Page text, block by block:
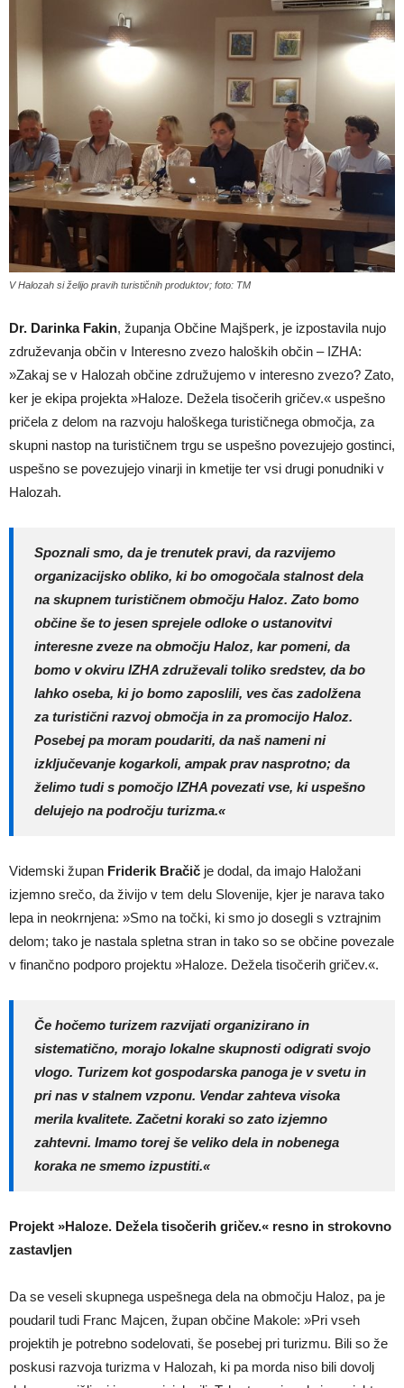
V Halozah si želijo pravih turističnih produktov; foto: TM
Dr. Darinka Fakin, županja Občine Majšperk, je izpostavila nujo
združevanja občin v Interesno zvezo haloških občin – IZHA:
»Zakaj se v Halozah občine združujemo v interesno zvezo? Zato,
ker je ekipa projekta »Haloze. Dežela tisočerih gričev.« uspešno
pričela z delom na razvoju haloškega turističnega območja, za
skupni nastop na turističnem trgu se uspešno povezujejo gostinci,
uspešno se povezujejo vinarji in kmetije ter vsi drugi ponudniki v
Halozah.
Spoznali smo, da je trenutek pravi, da razvijemo
organizacijsko obliko, ki bo omogočala stalnost dela
na skupnem turističnem območju Haloz. Zato bomo
občine še to jesen sprejele odloke o ustanovitvi
interesne zveze na območju Haloz, kar pomeni, da
bomo v okviru IZHA združevali toliko sredstev, da bo
lahko oseba, ki jo bomo zaposlili, ves čas zadolžena
za turistični razvoj območja in za promocijo Haloz.
Posebej pa moram poudariti, da naš nameni ni
izključevanje kogarkoli, ampak prav nasprotno; da
želimo tudi s pomočjo IZHA povezati vse, ki uspešno
delujejo na področju turizma.«
Videmski župan Friderik Bračič je dodal, da imajo Haložani
izjemno srečo, da živijo v tem delu Slovenije, kjer je narava tako
lepa in neokrnjena: »Smo na točki, ki smo jo dosegli s vztrajnim
delom; tako je nastala spletna stran in tako so se občine povezale
v finančno podporo projektu »Haloze. Dežela tisočerih gričev.«.
Če hočemo turizem razvijati organizirano in
sistematično, morajo lokalne skupnosti odigrati svojo
vlogo. Turizem kot gospodarska panoga je v svetu in
pri nas v stalnem vzponu. Vendar zahteva visoka
merila kvalitete. Začetni koraki so zato izjemno
zahtevni. Imamo torej še veliko dela in nobenega
koraka ne smemo izpustiti.«
Projekt »Haloze. Dežela tisočerih gričev.« resno in strokovno
zastavljen
Da se veseli skupnega uspešnega dela na območju Haloz, pa je
poudaril tudi Franc Majcen, župan občine Makole: »Pri vseh
projektih je potrebno sodelovati, še posebej pri turizmu. Bili so že
poskusi razvoja turizma v Halozah, ki pa morda niso bili dovolj